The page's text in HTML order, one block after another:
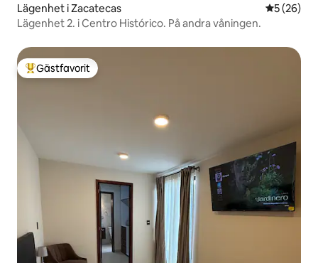
Lägenhet i Zacatecas 5 av 5 i
5 (26)
Lägenhet 2. i Centro Histórico. På andra våningen.
Populär gästfavorit
Gästfavorit